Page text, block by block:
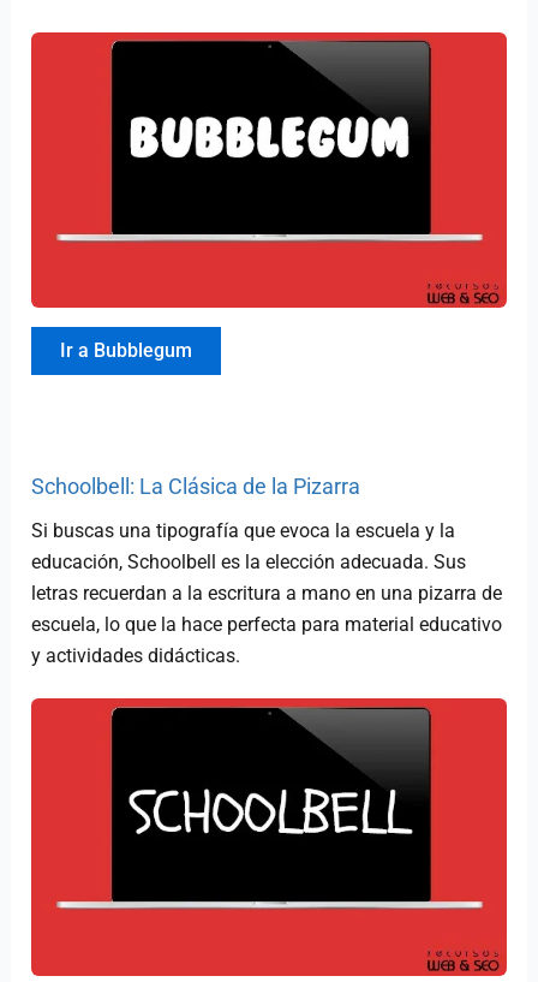
Ir a Bubblegum
Schoolbell: La Clásica de la Pizarra
Si buscas una tipografía que evoca la escuela y la
educación, Schoolbell es la elección adecuada. Sus
letras recuerdan a la escritura a mano en una pizarra de
escuela, lo que la hace perfecta para material educativo
y actividades didácticas.